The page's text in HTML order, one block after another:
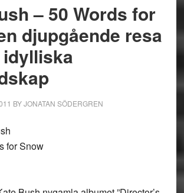
– 50 Words for
djupgående resa
BYJONATAN SÖDERGREN
for Snow